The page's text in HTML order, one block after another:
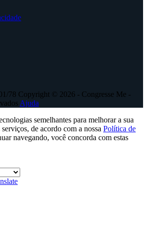
78 Copyright © 2026 - Congresse Me -
Ajuda
semelhantes para melhorar a sua
de acordo com a nossa Política de
navegando, você concorda com estas